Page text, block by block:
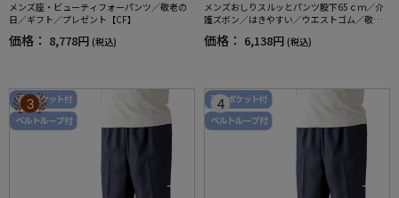
メンズ座・ビューティフォーパンツ／敬老の
日／ギフト／プレゼント【CF】
価格： 8,778円 (税込)
メンズおしりスルッとパンツ股下65ｃｍ／介
護ズボン／はきやすい／ウエストゴム／敬老
の日／ギフト／プレゼント【CF】
価格： 6,138円 (税込)
3 4